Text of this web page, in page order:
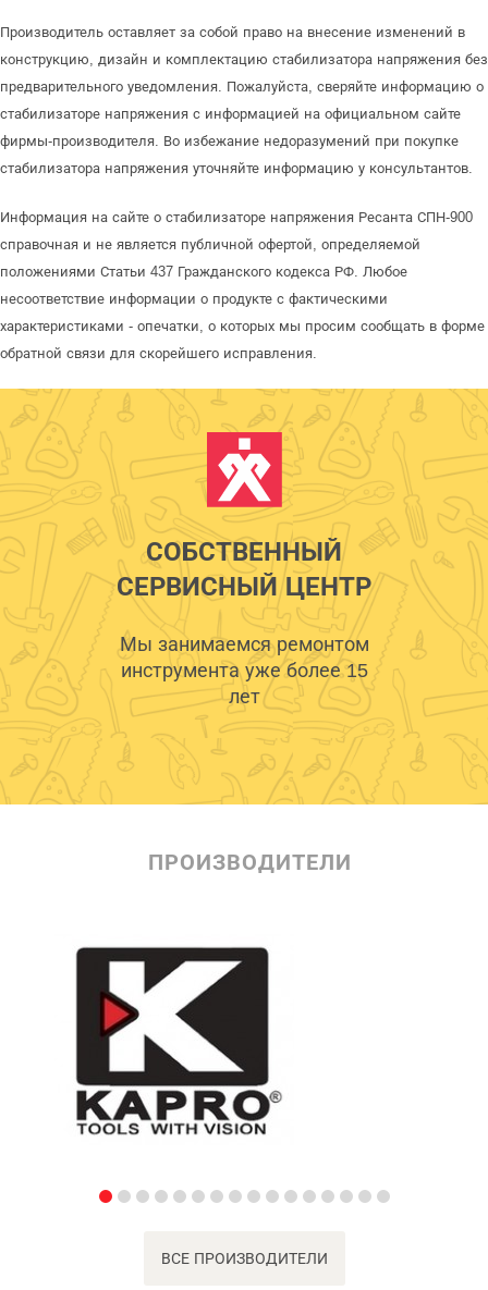
Производитель оставляет за собой право на внесение изменений в
конструкцию, дизайн и комплектацию стабилизатора напряжения без
предварительного уведомления. Пожалуйста, сверяйте информацию о
стабилизаторе напряжения с информацией на официальном сайте
фирмы-производителя. Во избежание недоразумений при покупке
стабилизатора напряжения уточняйте информацию у консультантов.
Информация на сайте о стабилизаторе напряжения Ресанта СПН-900
справочная и не является публичной офертой, определяемой
положениями Статьи 437 Гражданского кодекса РФ. Любое
несоответствие информации о продукте с фактическими
характеристиками - опечатки, о которых мы просим сообщать в форме
обратной связи для скорейшего исправления.
СОБСТВЕННЫЙ
СЕРВИСНЫЙ ЦЕНТР
Мы занимаемся ремонтом
инструмента уже более 15
лет
ПРОИЗВОДИТЕЛИ
ВСЕ ПРОИЗВОДИТЕЛИ